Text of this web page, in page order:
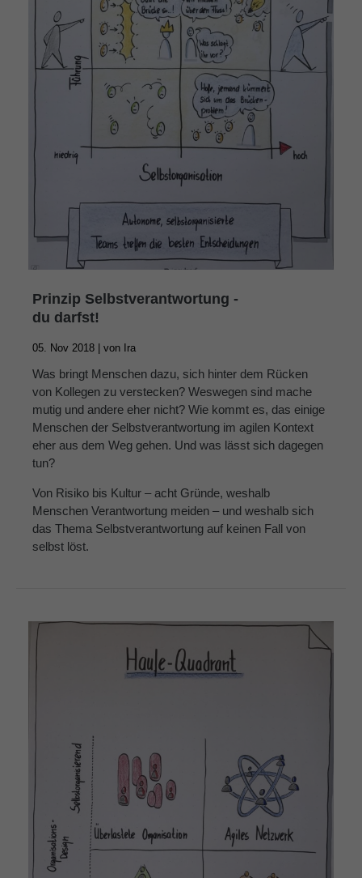
Prinzip Selbstverantwortung -
du darfst!
05. Nov 2018 | von Ira
Was bringt Menschen dazu, sich hinter dem Rücken
von Kollegen zu verstecken? Weswegen sind mache
mutig und andere eher nicht? Wie kommt es, das einige
Menschen der Selbstverantwortung im agilen Kontext
eher aus dem Weg gehen. Und was lässt sich dagegen
tun?
Von Risiko bis Kultur – acht Gründe, weshalb
Menschen Verantwortung meiden – und weshalb sich
das Thema Selbstverantwortung auf keinen Fall von
selbst löst.